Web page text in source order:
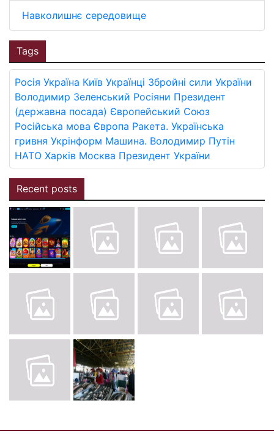
Навколишнє середовище
Tags
Росія Україна Київ Українці Збройні сили України
Володимир Зеленський Росіяни Президент
(державна посада) Європейський Союз
Російська мова Європа Ракета. Українська
гривня Укрінформ Машина. Володимир Путін
НАТО Харків Москва Президент України
Recent posts